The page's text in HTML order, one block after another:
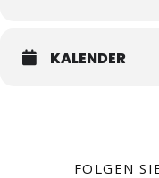
KALENDER
FOLGEN